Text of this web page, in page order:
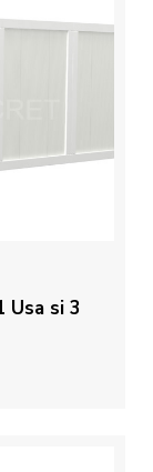
Usa si 3